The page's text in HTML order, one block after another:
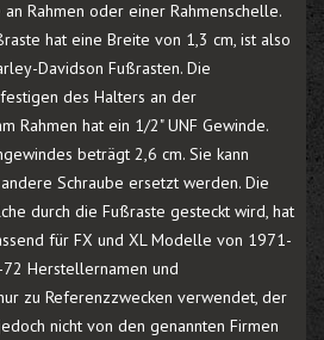
Rahmen oder einer Rahmenschelle.
hat eine Breite von 1,3 cm, ist also
Davidson Fußrasten. Die
des Halters an der
Rahmen hat ein 1/2" UNF Gewinde.
beträgt 2,6 cm. Sie kann
Schraube ersetzt werden. Die
durch die Fußraste gesteckt wird, hat
für FX und XL Modelle von 1971-
Herstellernamen und
zu Referenzzwecken verwendet, der
nicht von den genannten Firmen